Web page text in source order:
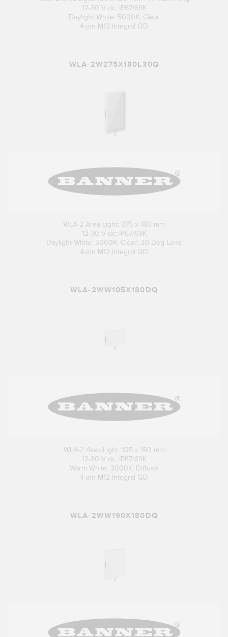
12-30 V dc; IP67/69K
Daylight White: 5000K; Clear
4-pin M12 Integral QD
WLA-2W275X180L30Q
WLA-2 Area Light: 275 x 180 mm
12-30 V dc; IP67/69K
Daylight White: 5000K; Clear; 30 Deg Lens
4-pin M12 Integral QD
WLA-2WW105X180DQ
WLA-2 Area Light: 105 x 180 mm
12-30 V dc; IP67/69K
Warm White: 3000K; Diffuse
4-pin M12 Integral QD
WLA-2WW190X180DQ